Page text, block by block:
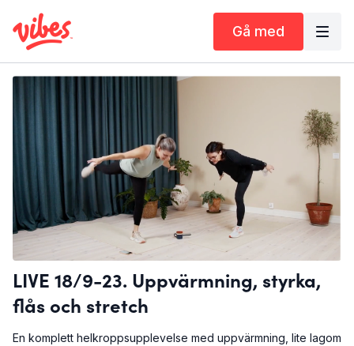
Gå med
LIVE 18/9-23. Uppvärmning, styrka,
flås och stretch
En komplett helkroppsupplevelse med uppvärmning, lite lagom